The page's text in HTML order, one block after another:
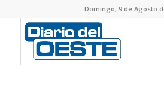
Domingo, 9 de Agosto